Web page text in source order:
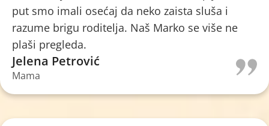
put smo imali osećaj da neko zaista sluša i
razume brigu roditelja. Naš Marko se više ne
plaši pregleda.
Jelena Petrović
Mama